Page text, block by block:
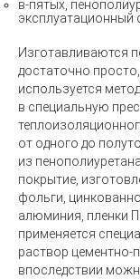
в-пятых ,
эксплуатационный
Изготавливаются
достаточно
используется
в специальную
от одного до
из
покрытие,
фольги,
алюминия, пленки
применяется
раствор цементно-
впоследствии